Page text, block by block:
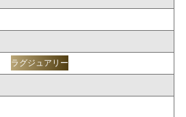
ラグジュアリー